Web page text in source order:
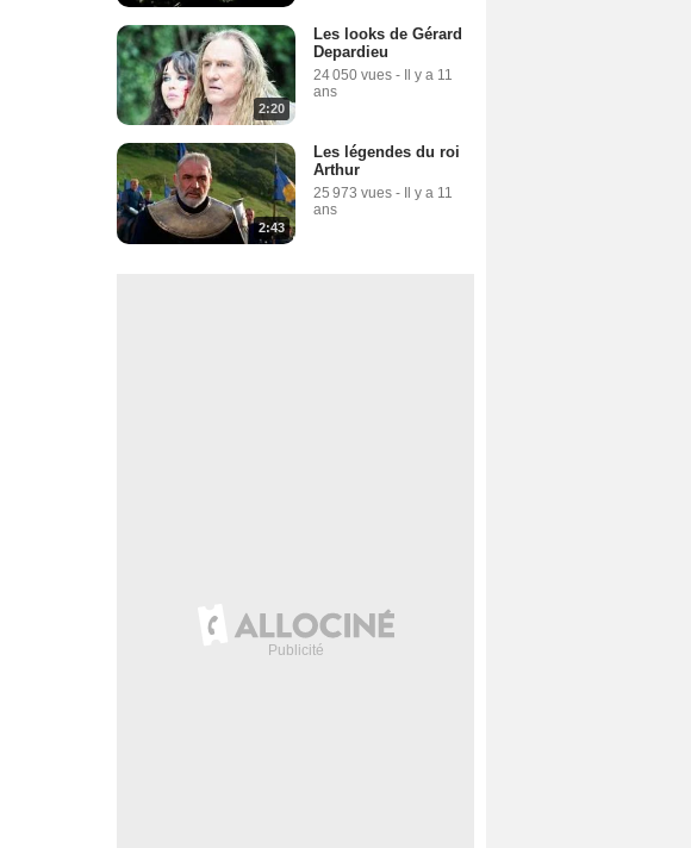
2:20
Les looks de Gérard
Depardieu
24 050 vues -
Il y a 11
ans
2:43
Les légendes du roi
Arthur
25 973 vues -
Il y a 11
ans